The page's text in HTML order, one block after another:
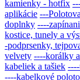
kamienky - hotfix
aplikácie ---
doplnky ----
kostice, tunely a
-podprsenky,
velvety ----korálky
kabeliek a tašiek
----kabelkové